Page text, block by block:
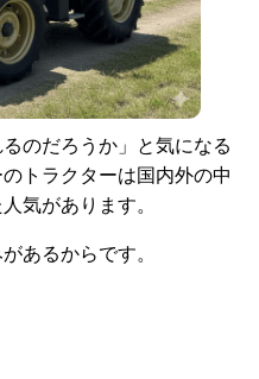
受け取り
買取に関する質問
デルでも値段はつきま
かからなくても買取で
と買取専門業者、どち
はできますか？
のだろうか」と気になる
トラクターは国内外の中
気があります。
あるからです。